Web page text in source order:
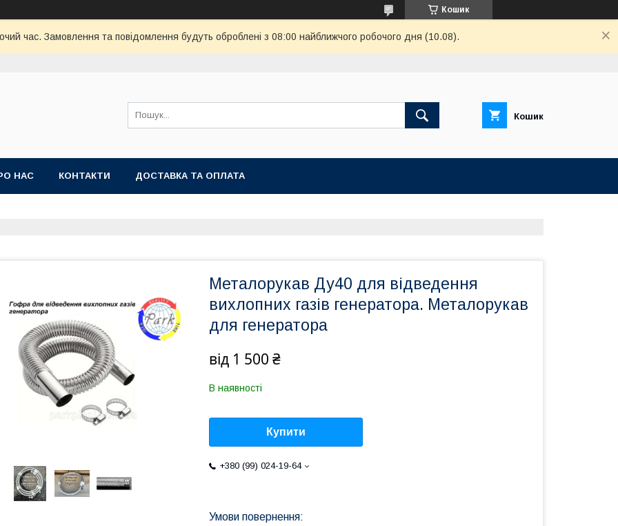
Кошик
час. Замовлення та повідомлення будуть оброблені з 08:00 найближчого робочого дня (10.08).
Кошик
НАС КОНТАКТИ ДОСТАВКА ТА ОПЛАТА
Металорукав Ду40 для відведення
вихлопних газів генератора. Металорукав
для генератора
від 1 500 ₴
В наявності
Купити
+380 (99) 024-19-64